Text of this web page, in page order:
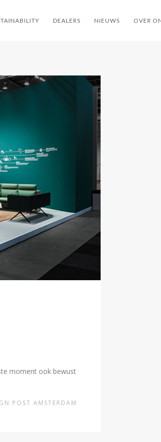
DEALERS NIEUWS OVER
moment ook bewust
POST AMSTERDAM